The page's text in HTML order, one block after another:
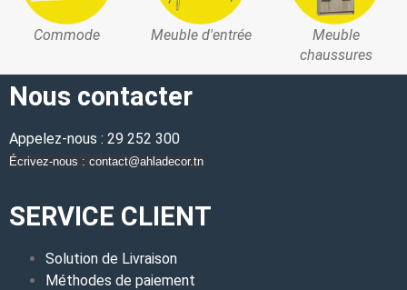
Commode Meuble d'entrée
Meuble
chaussures
Nous contacter
Appelez-nous : 29 252 300
Écrivez-nous : contact@ahladecor.tn
SERVICE CLIENT
Solution de Livraison
Méthodes de paiement